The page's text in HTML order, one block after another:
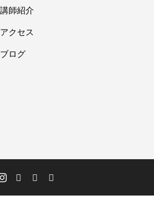
講師紹介
アクセス
ブログ